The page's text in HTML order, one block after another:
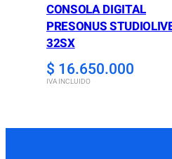
CONSOLA DIGITAL
PRESONUS
32SX
$ 16.650.000
IVA INCLUIDO